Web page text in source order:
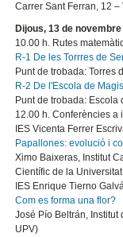
Carrer Sant Ferran, 12 –
Dijous, 13 de novembre
10.00 h. Rutes
R-1 De les Torrres de
Punt de trobada: Torres
R-2 De l'Escola de
Punt de trobada:
12.00 h. Conferències a
IES Vicenta Ferrer
Papallones: evolució i
Ximo Baixeras, Institut
Científic de la
IES Enrique Tierno
Com es forma una flor?
José Pío Beltrán,
UPV)